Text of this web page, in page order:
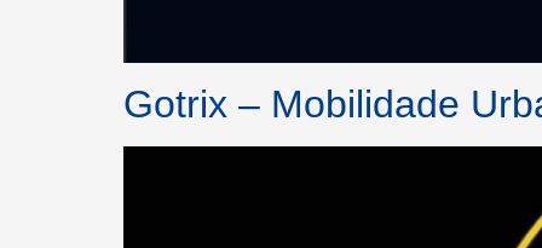
Gotrix – Mobilidade